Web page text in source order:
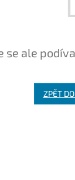
se ale
ZPĚT